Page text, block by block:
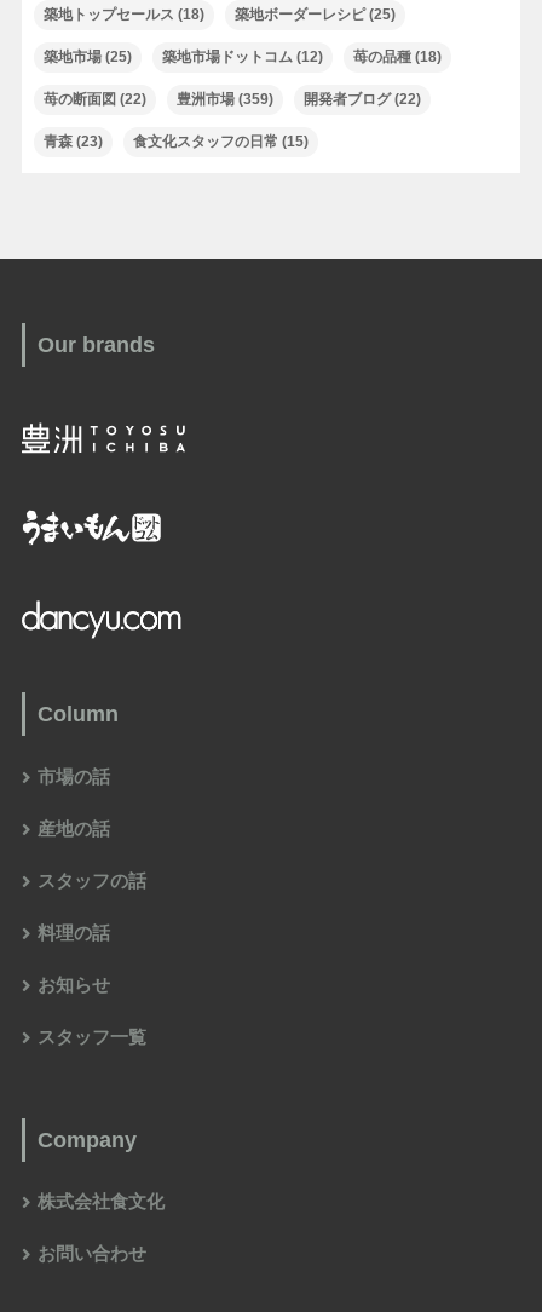
築地トップセールス (18) 築地ボーダーレシピ(25)
築地市場(25) 築地市場ドットコム (12) 苺の品種(18)
苺の断面図 (22) 豊洲市場(359) 開発者ブログ(22)
青森(23) 食文化スタッフの日常 (15)
Our brands
Column
市場の話
産地の話
スタッフの話
料理の話
お知らせ
スタッフ一覧
Company
株式会社食文化
お問い合わせ